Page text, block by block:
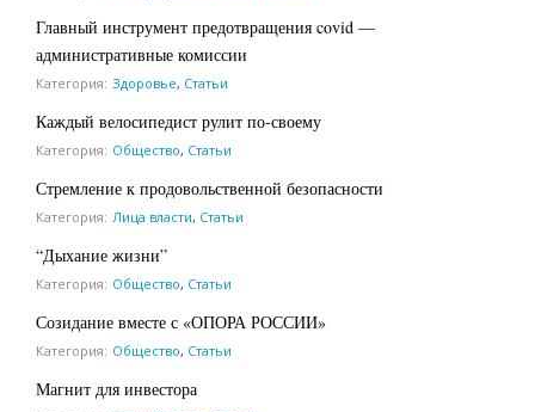
Главный инструмент предотвращения covid —
административные комиссии
Категория: Здоровье, Статьи
Каждый велосипедист рулит по-своему
Категория: Общество, Статьи
Стремление к продовольственной безопасности
Категория: Лица власти, Статьи
“Дыхание жизни”
Категория: Общество, Статьи
Созидание вместе с «ОПОРА РОССИИ»
Категория: Общество, Статьи
Магнит для инвестора